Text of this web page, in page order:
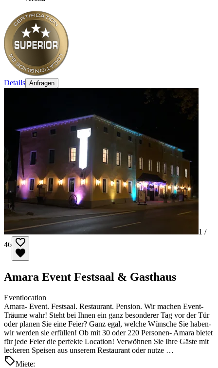
Details Anfragen
1 /
46
Amara Event Festsaal & Gasthaus
Eventlocation
Amara- Event. Festsaal. Restaurant. Pension. Wir machen Event-
Träume wahr! Steht bei Ihnen ein ganz besonderer Tag vor der Tür
oder planen Sie eine Feier? Ganz egal, welche Wünsche Sie haben-
wir werden sie erfüllen! Ob mit 30 oder 220 Personen- Amara bietet
für jede Feier die perfekte Location! Verwöhnen Sie Ihre Gäste mit
leckeren Speisen aus unserem Restaurant oder nutze …
Miete: